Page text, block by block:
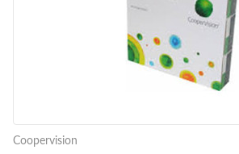
Coopervision